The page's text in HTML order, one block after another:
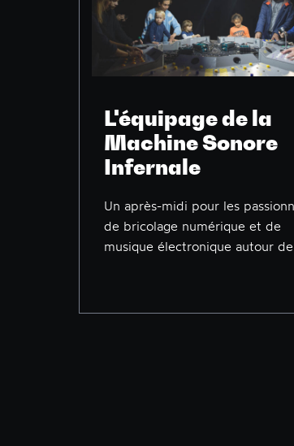
L'équipage de la
Machine Sonore
Infernale
Un après-midi pour les
de bricolage numérique et de
musique électronique autour de